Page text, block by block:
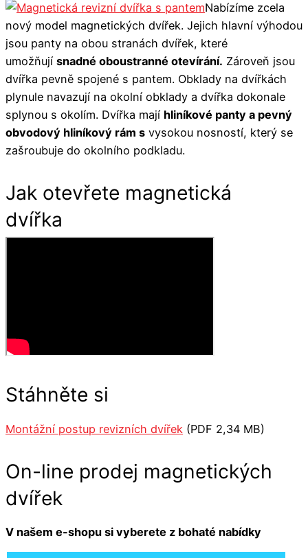
Nabízíme zcela
nový model magnetických dvířek. Jejich hlavní výhodou
jsou panty na obou stranách dvířek, které
umožňují snadné oboustranné otevírání. Zároveň jsou
dvířka pevně spojené s pantem. Obklady na dvířkách
plynule navazují na okolní obklady a dvířka dokonale
splynou s okolím. Dvířka mají hliníkové panty a pevný
obvodový hliníkový rám s vysokou nosností, který se
zašroubuje do okolního podkladu.
Jak otevřete magnetická
dvířka
Stáhněte si
Montážní postup revizních dvířek (PDF 2,34 MB)
On-line prodej magnetických
dvířek
V našem e-shopu si vyberete z bohaté nabídky